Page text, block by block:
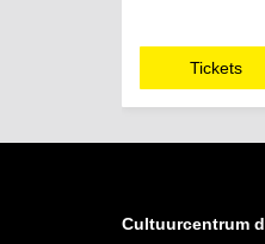
Tickets
Cultuurcentrum